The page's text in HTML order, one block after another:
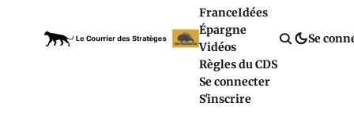
FranceIdées
Épargne
Vidéos
Règles du CDS
Se connecter
S'inscrire
Se